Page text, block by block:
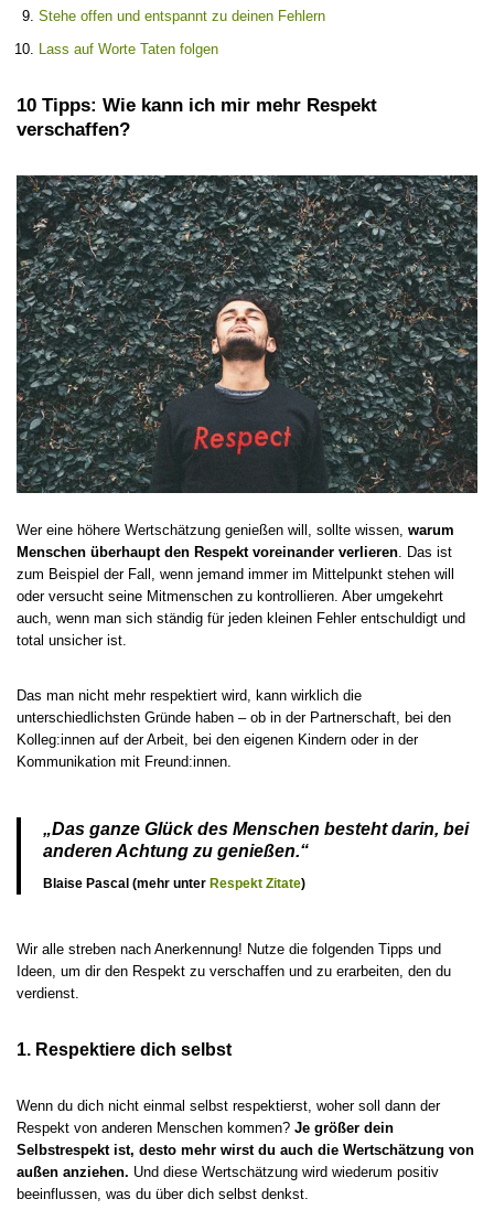
Stehe offen und entspannt zu deinen Fehlern
Lass auf Worte Taten folgen
10 Tipps: Wie kann ich mir mehr Respekt
verschaffen?
Wer eine höhere Wertschätzung genießen will, sollte wissen, warum
Menschen überhaupt den Respekt voreinander verlieren . Das ist
zum Beispiel der Fall, wenn jemand immer im Mittelpunkt stehen will
oder versucht seine Mitmenschen zu kontrollieren. Aber umgekehrt
auch, wenn man sich ständig für jeden kleinen Fehler entschuldigt und
total unsicher ist.
Das man nicht mehr respektiert wird, kann wirklich die
unterschiedlichsten Gründe haben – ob in der Partnerschaft, bei den
Kolleg:innen auf der Arbeit, bei den eigenen Kindern oder in der
Kommunikation mit Freund:innen.
„Das ganze Glück des Menschen besteht darin, bei
anderen Achtung zu genießen.“
Blaise Pascal (mehr unter Respekt Zitate)
Wir alle streben nach Anerkennung! Nutze die folgenden Tipps und
Ideen, um dir den Respekt zu verschaffen und zu erarbeiten, den du
verdienst.
1. Respektiere dich selbst
Wenn du dich nicht einmal selbst respektierst, woher soll dann der
Respekt von anderen Menschen kommen? Je größer dein
Selbstrespekt ist, desto mehr wirst du auch die Wertschätzung von
außen anziehen. Und diese Wertschätzung wird wiederum positiv
beeinflussen, was du über dich selbst denkst.